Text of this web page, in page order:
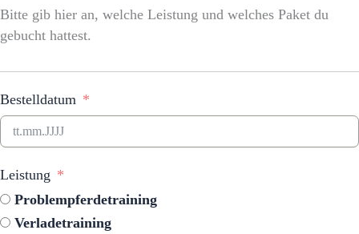
Bitte gib hier an, welche Leistung und welches Paket du
gebucht hattest.
Bestelldatum
Leistung
Problempferdetraining
Verladetraining